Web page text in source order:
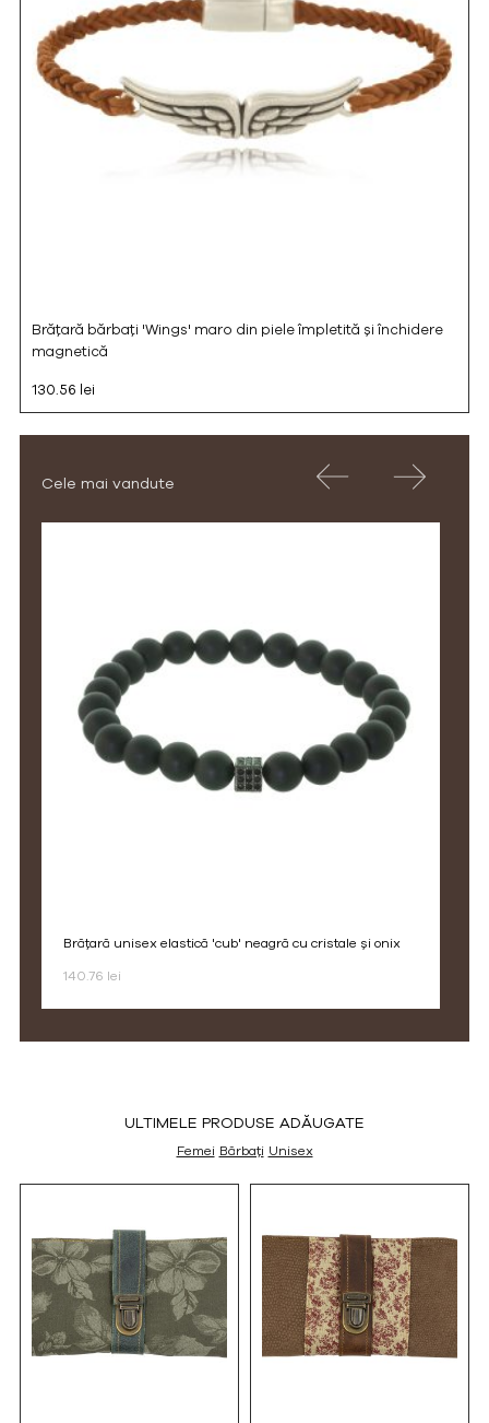
Brățară bărbați 'Wings' maro din piele împletită și închidere
magnetică
130.56 lei
Cele mai vandute
brățară unisex elastică 'cub' neagră cu cristale și onix
140.76 lei
ULTIMELE PRODUSE ADĂUGATE
Femei Bărbați Unisex